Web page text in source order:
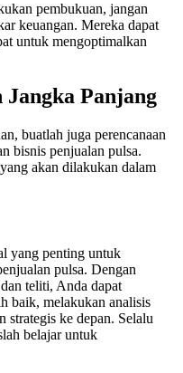
pembukuan, jangan
keuangan. Mereka dapat
untuk mengoptimalkan
Jangka Panjang
buatlah juga perencanaan
bisnis penjualan pulsa.
akan dilakukan dalam
yang penting untuk
pulsa. Dengan
teliti, Anda dapat
baik, melakukan analisis
strategis ke depan. Selalu
belajar untuk